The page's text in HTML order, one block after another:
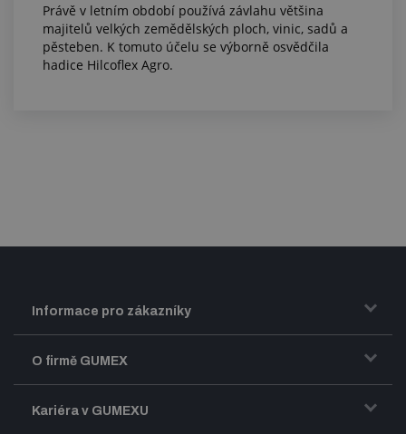
Právě v letním období používá závlahu většina
majitelů velkých zemědělských ploch, vinic, sadů a
pěsteben. K tomuto účelu se výborně osvědčila
hadice Hilcoflex Agro.
Informace pro zákazníky
Doprava a zasílání zboží
Obchodní podmínky
O firmě GUMEX
Představení firmy GUMEX
Kariéra v GUMEXU